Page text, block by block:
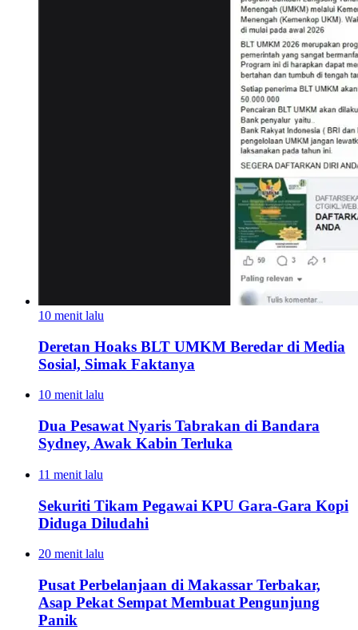
10 menit lalu
Deretan Hoaks BLT UMKM Beredar di Media
Sosial, Simak Faktanya
10 menit lalu
Dua Pesawat Nyaris Tabrakan di Bandara
Sydney, Awak Kabin Terluka
11 menit lalu
Sekuriti Tikam Pegawai KPU Gara-Gara Kopi
Diduga Diludahi
20 menit lalu
Pusat Perbelanjaan di Makassar Terbakar,
Asap Pekat Sempat Membuat Pengunjung
Panik